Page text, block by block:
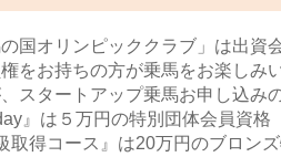
の国オリンピッククラブ」は出資
をお持ちの方が乗馬をお楽しみ
スタートアップ乗馬お申し込み
』は５万円の特別団体会員資格
取得コース』は20万円のブロン